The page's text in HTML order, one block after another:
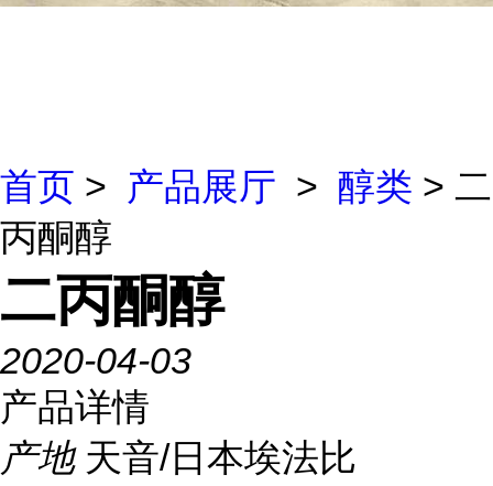
首页 > 产品展厅 > 醇类 > 二
丙酮醇
二丙酮醇
2020-04-03
产品详情
产地 天音/日本埃法比